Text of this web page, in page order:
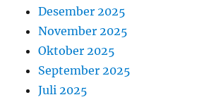
Desember 2025
November 2025
Oktober 2025
September 2025
Juli 2025